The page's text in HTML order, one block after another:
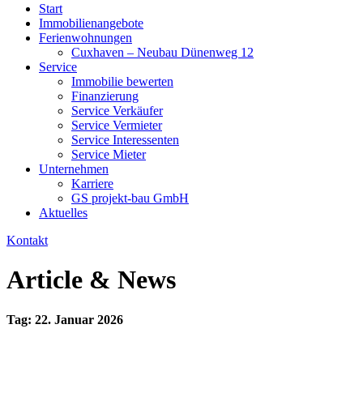
Start
Immobilienangebote
Ferienwohnungen
Cuxhaven – Neubau Dünenweg 12
Service
Immobilie bewerten
Finanzierung
Service Verkäufer
Service Vermieter
Service Interessenten
Service Mieter
Unternehmen
Karriere
GS projekt-bau GmbH
Aktuelles
Kontakt
Article & News
Tag: 22. Januar 2026